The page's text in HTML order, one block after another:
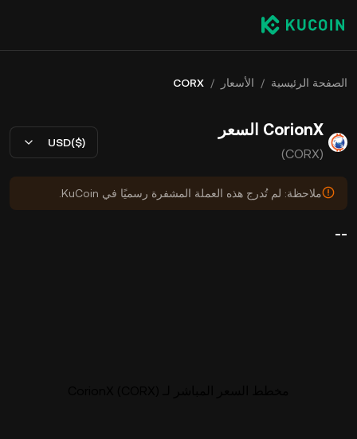
الصفحة الرئيسية / الأسعار /
CORX
CorionX السعر
(CORX)
USD($)
ملاحظة: لم تُدرج هذه العملة المشفرة رسميًا في KuCoin.
--